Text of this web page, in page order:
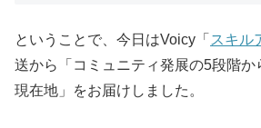
ということで、今日はVoicy「 スキル
送から「コミュニティ発展の5段階か
現在地」をお届けしました。